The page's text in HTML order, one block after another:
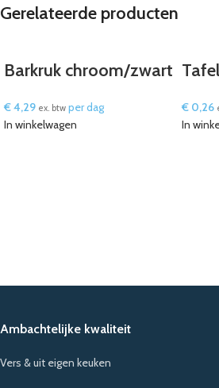
evenementen adviseren we om eerder
Gerelateerde producten
Barkruk chroom/zwart
€4,29 ex. btw per dag
In winkelwagen
€ 0,26
In
Ambachtelijke kwaliteit
Vers & uit eigen keuken